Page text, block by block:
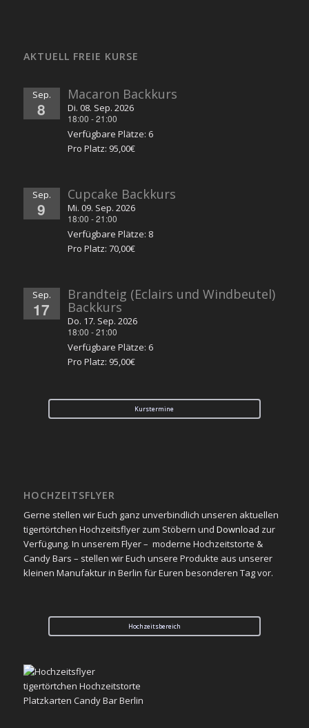
AKTUELL FREIE KURSE
Sep.
8
Macaron Backkurs
Di. 08. Sep. 2026
18:00 -21:00
Verfügbare Plätze: 6
Pro Platz: 95,00€
Sep.
9
Cupcake Backkurs
Mi. 09. Sep. 2026
18:00 -21:00
Verfügbare Plätze: 8
Pro Platz: 70,00€
Sep.
17
Brandteig (Eclairs und Windbeutel)
Backkurs
Do. 17. Sep. 2026
18:00 -21:00
Verfügbare Plätze: 6
Pro Platz: 95,00€
Kurstermine
HOCHZEITSFLYER
Gerne stellen wir Euch ganz unverbindlich unseren aktuellen
tigertörtchen Hochzeitsflyer zum Stöbern und Download zur
Verfügung. In unserem Flyer – moderne Hochzeitstorte &
Candy Bars – stellen wir Euch unsere Produkte aus unserer
kleinen Manufaktur in Berlin für Euren besonderen Tag vor.
Hochzeitsbereich